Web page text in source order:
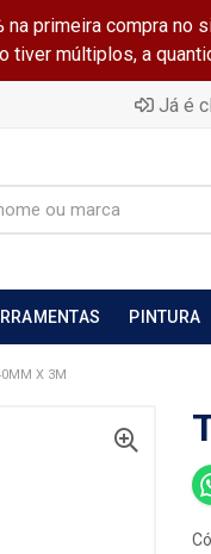
na primeira compra
tiver múltiplos, a
Já é
PINTURA
X 3M